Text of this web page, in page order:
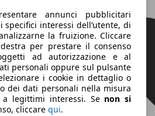
annunci pubblicitari
interessi dell’utente, di
la fruizione. Cliccare
per prestare il consenso
ad autorizzazione e al
personali oppure sul pulsante
i cookie in dettaglio o
dei dati personali nella misura
legittimi interessi. Se non si
cliccare qui.